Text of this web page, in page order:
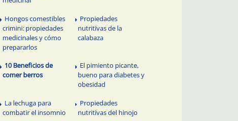
Hongos comestibles
crimini: propiedades
medicinales y cómo
prepararlos
Propiedades
nutritivas de la
calabaza
10 Beneficios de
comer berros
El pimiento picante,
bueno para diabetes y
obesidad
La lechuga para
combatir el insomnio
Propiedades
nutritivas del hinojo